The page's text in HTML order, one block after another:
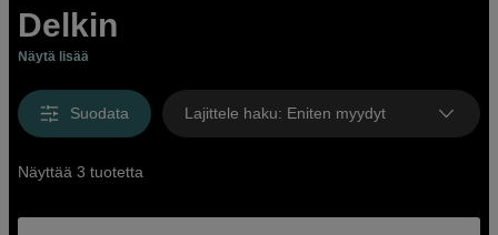
Delkin
Näytä lisää
Suodata Lajittele haku: Eniten myydyt
Näyttää 3 tuotetta